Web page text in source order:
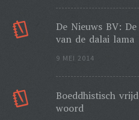
De Nieuws BV:
van de dalai lama
9 MEI 2014
Boeddhistisch
woord